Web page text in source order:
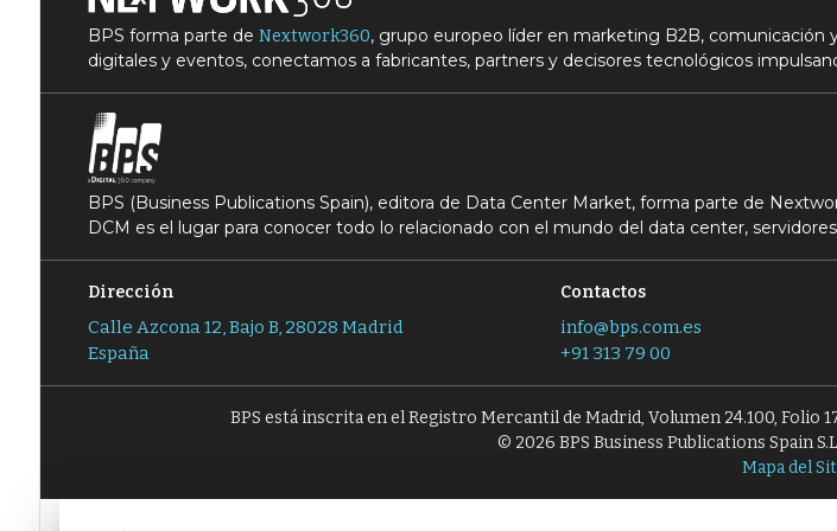
BPS forma parte de Nextwork360, grupo europeo líder en marketing B2B, comunicación
digitales y eventos, conectamos a fabricantes, partners y decisores tecnológicos
BPS (Business Publications Spain), editora de Data Center Market, forma parte de
DCM es el lugar para conocer todo lo relacionado con el mundo del data center,
Dirección
Calle Azcona 12, Bajo B, 28028 Madrid
España
Contactos
info@bps.com.es
+91 313 79 00
BPS está inscrita en el Registro Mercantil de Madrid, Volumen 24.100, Folio
© 2026 BPS Business Publications Spain
Mapa del